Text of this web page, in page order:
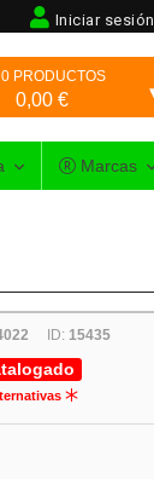
Iniciar sesión
0 PRODUCTOS
0,00 €
Marcas
ID: 15435